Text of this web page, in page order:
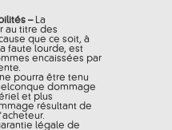
–La
au titre des
que ce soit, à
faute lourde, est
encaissées par
pourra être tenu
dommage
et plus
résultant de
légale de